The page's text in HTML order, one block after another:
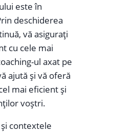
este în
deschiderea
vă asigurați
cu cele mai
ul axat pe
ajută și vă oferă
mai eficient și
voștri.
contextele